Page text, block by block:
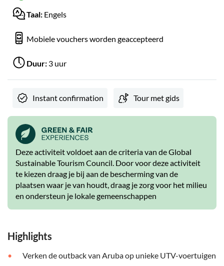
Taal: Engels
Mobiele vouchers worden geaccepteerd
Duur: 3 uur
Instant confirmation Tour met gids
Deze activiteit voldoet aan de criteria van de Global
Sustainable Tourism Council. Door voor deze activiteit
te kiezen draag je bij aan de bescherming van de
plaatsen waar je van houdt, draag je zorg voor het milieu
en ondersteun je lokale gemeenschappen
Highlights
Verken de outback van Aruba op unieke UTV-voertuigen